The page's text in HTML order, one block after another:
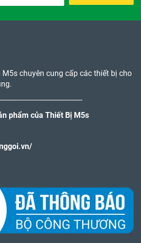
chuyên cung cấp các thiết bị cho
phẩm của Thiết Bị M5s